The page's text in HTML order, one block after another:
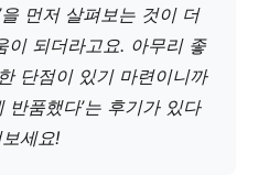
을 먼저 살펴보는 것이 더
이 되더라고요. 아무리 좋
단점이 있기 마련이니까
반품했다’는 후기가 있다
세요!